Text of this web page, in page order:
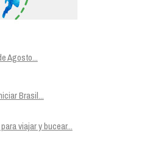
Agosto...
Brasil...
viajar y bucear...